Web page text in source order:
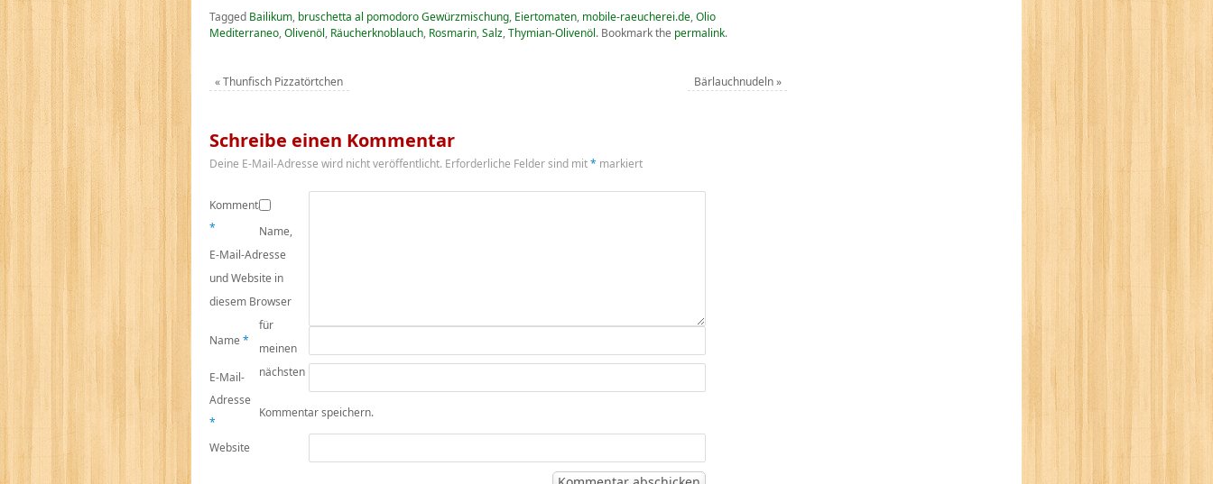
Tagged Bailikum, bruschetta al pomodoro Gewürzmischung, Eiertomaten, mobile-raeucherei.de,Olio
Mediterraneo,Olivenöl, Räucherknoblauch, Rosmarin,Salz,Thymian-Olivenöl. Bookmark the permalink.
«Thunfisch Pizzatörtchen Bärlauchnudeln»
Schreibe einen Kommentar
Deine E-Mail-Adresse wird nicht veröffentlicht. Erforderliche Felder sind mit* markiert
Kommentar
*
Name *
E-Mail-
Adresse
*
Website
Name,
E-Mail-Adresse
und Website in
diesem Browser
für
meinen
nächsten
Kommentar speichern.